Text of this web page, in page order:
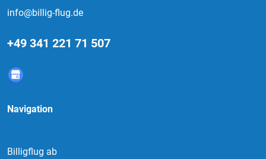
info@billig-flug.de
+49 341 221 71 507
Navigation
Billigflug ab